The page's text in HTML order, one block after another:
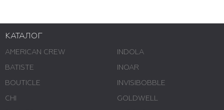
КАТАЛОГ
AMERICAN CREW
BATISTE
BOUTICLE
CHI
INDOLA
INOAR
INVISIBOBBLE
GOLDWELL